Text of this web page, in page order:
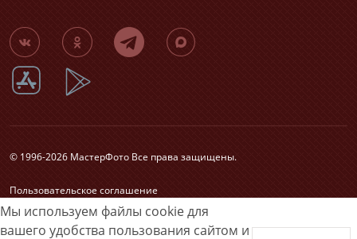
Мы используем файлы cookie для
вашего удобства пользования сайтом и
© 1996-2026 МастерФото Все права защищены.
Пользовательское соглашение
Согласие на обработку персональных данных
Карта сайта